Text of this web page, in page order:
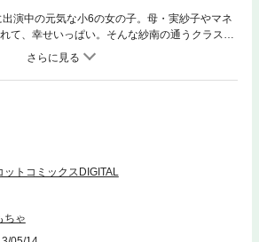
演中の元気な小6の女の子。母・実紗子やマネ
て、幸せいっぱい。そんな紗南の通うクラスは
クチャに荒れてて…。紗南はついに!?
ットコミックスDIGITAL
ちゃ